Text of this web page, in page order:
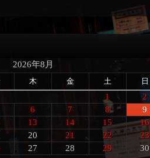
2026年8月
木 金 土 日
1
2
6 7 8
9
13 14 15
16
20 21 22
23
27 28 29
30